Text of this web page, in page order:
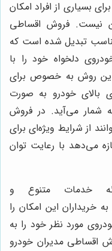
بسیاری از افراد امکان
نیست. فروش اقساطی
تبدیل شده است که
دلخواه خود را با
این روش به خصوص برای
بالای خودرو به صورت
شمار می‌آید. در فروش
از شرایط ویژه‌ای برای
می‌دهد با رعایت توان
خدمات متنوع و
به خریداران این امکان را
مورد نظر خود را به
اقساطی مدیران خودرو